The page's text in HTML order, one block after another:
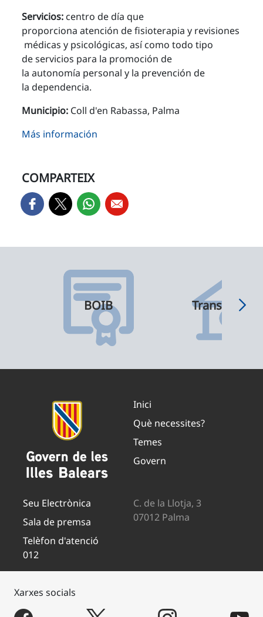
Servicios: centro de día que
proporciona atención de fisioterapia y revisiones
médicas y psicológicas, así como todo tipo
de servicios para la promoción de
la autonomía personal y la prevención de
la dependencia.
Municipio: Coll d'en Rabassa, Palma
Más información
COMPARTEIX
BOIB
Inici
Què necessites?
Temes
Govern
Seu Electrònica
Sala de premsa
Telèfon d'atenció
012
C. de la Llotja, 3
07012 Palma
Xarxes socials